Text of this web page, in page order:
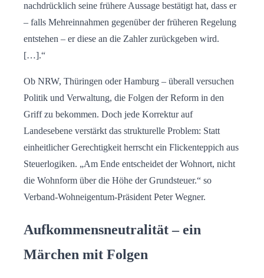
nachdrücklich seine frühere Aussage bestätigt hat, dass er
– falls Mehreinnahmen gegenüber der früheren Regelung
entstehen – er diese an die Zahler zurückgeben wird.
[…].“
Ob NRW, Thüringen oder Hamburg – überall versuchen
Politik und Verwaltung, die Folgen der Reform in den
Griff zu bekommen. Doch jede Korrektur auf
Landesebene verstärkt das strukturelle Problem: Statt
einheitlicher Gerechtigkeit herrscht ein Flickenteppich aus
Steuerlogiken. „Am Ende entscheidet der Wohnort, nicht
die Wohnform über die Höhe der Grundsteuer.“ so
Verband-Wohneigentum-Präsident Peter Wegner.
Aufkommensneutralität – ein
Märchen mit Folgen